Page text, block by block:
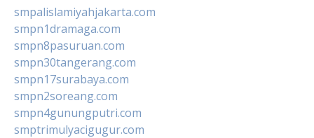
smpalislamiyahjakarta.com
smpn1dramaga.com
smpn8pasuruan.com
smpn30tangerang.com
smpn17surabaya.com
smpn2soreang.com
smpn4gunungputri.com
smptrimulyacigugur.com